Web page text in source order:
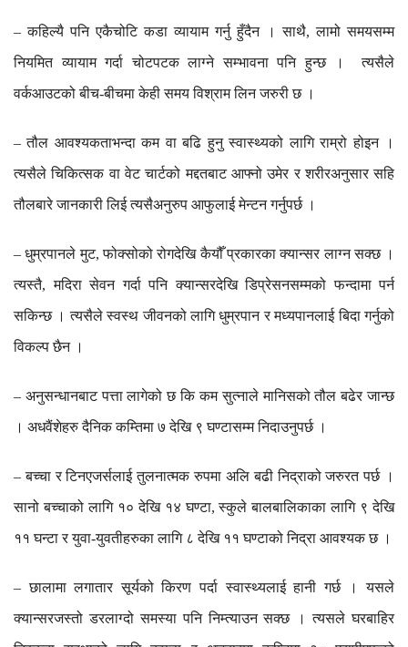
–कहिल्यै पनि एकैचोटि कडा व्यायाम गर्नु हुँदैन । साथै,लामो समयसम्म
नियमित व्यायाम गर्दा चोटपटक लाग्ने सम्भावना पनि हुन्छ ।
त्यसैले
वर्कआउटकोबीच-बीचमाकेहीसमयविश्रामलिनजरुरीछ ।
–तौल आवश्यकताभन्दा कम वा बढि हुनु स्वास्थ्यको लागि राम्रो होइन ।
त्यसैले चिकित्सक वा वेट चार्टको मद्दतबाट आफ्नो उमेर र शरीरअनुसार सहि
तौलबारेजानकारीलिईत्यसैअनुरुपआफुलाईमेन्टनगर्नुपर्छ ।
–धुम्रपानले मुट,फोक्सोकोरोगदेखिकैयौँप्रकारकाक्यान्सर लाग्नसक्छ ।
त्यस्तै,मदिरा सेवन गर्दा पनि क्यान्सरदेखि डिप्रेसनसम्मको फन्दामा पर्न
सकिन्छ । त्यसैले स्वस्थ जीवनको लागि धुम्रपान र मध्यपानलाई बिदा गर्नुको
विकल्पछैन ।
– अनुसन्धानबाट पत्ता लागेको छ कि कम सुत्नाले मानिसको तौल बढेर जान्छ
। अधवैंशेहरुदैनिककम्तिमा७देखि ९ घण्टासम्मनिदाउनुपर्छ ।
–बच्चा र टिनएजर्सलाई तुलनात्मक रुपमा अलि बढी निद्राको जरुरत पर्छ ।
सानो बच्चाको लागि १० देखि १४ घण्टा,स्कुले बालबालिकाका लागि ९ देखि
११ घन्टारयुवा-युवतीहरुकालागि ८ देखि ११ घण्टाकोनिद्राआवश्यकछ ।
–छालामा लगातार सूर्यको किरण पर्दा स्वास्थ्यलाई हानी गर्छ । यसले
क्यान्सरजस्तो डरलाग्दो समस्या पनि निम्त्याउन सक्छ । त्यसले घरबाहिर